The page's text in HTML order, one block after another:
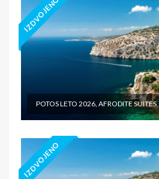
IZDVOJENO
POTOS LETO 2026, AFRODITE SUITES
IZDVOJENO